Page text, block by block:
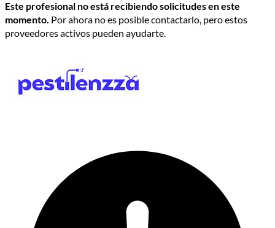
Este profesional no está recibiendo solicitudes en este
momento. Por ahora no es posible contactarlo, pero estos
proveedores activos pueden ayudarte.